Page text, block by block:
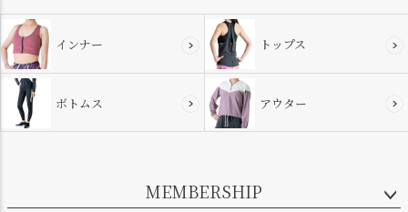
インナー トップス
ボトムス アウター
MEMBERSHIP